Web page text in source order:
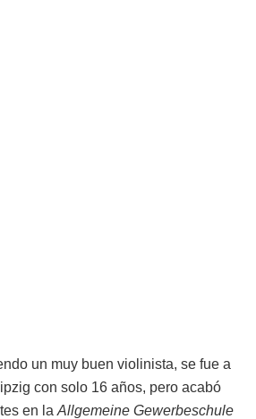
un muy buen violinista, se fue a
con solo 16 años, pero acabó
en la Allgemeine Gewerbeschule